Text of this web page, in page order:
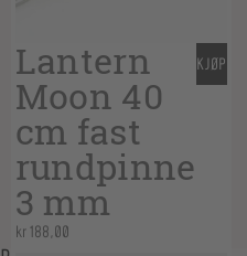
Lantern
Moon 40
cm fast
rundpinne
3 mm
kr188,00
KJØP